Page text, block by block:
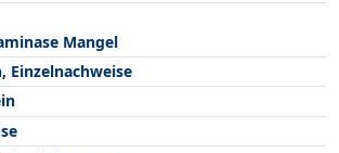
Mangel
Einzelnachweise